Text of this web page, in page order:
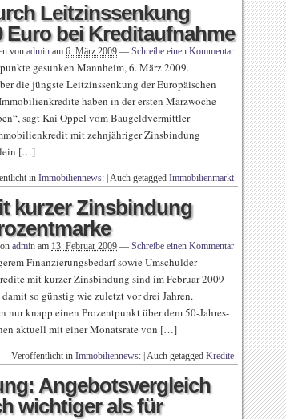
Leitzinssenkung
Euro bei Kreditaufnahme
von admin am 6. März 2009 — Schreibe einen Kommentar
gesunken Mannheim, 6. März 2009.
die jüngste Leitzinssenkung der Europäischen
haben in der ersten Märzwoche
sagt Kai Oppel vom Baugeldvermittler
mit zehnjähriger Zinsbindung
[…]
in Immobiliennews: Auch getagged Immobilienmarkt
kurzer Zinsbindung
admin am 13. Februar 2009 — Schreibe einen Kommentar
Finanzierungsbedarf sowie Umschulder
mit kurzer Zinsbindung sind im Februar 2009
so günstig wie zuletzt vor drei Jahren.
knapp einen Prozentpunkt über dem 50-Jahres-
aktuell mit einer Monatsrate von […]
Veröffentlicht in Immobiliennews: Auch getagged Kredite
Angebotsvergleich
wichtiger als für